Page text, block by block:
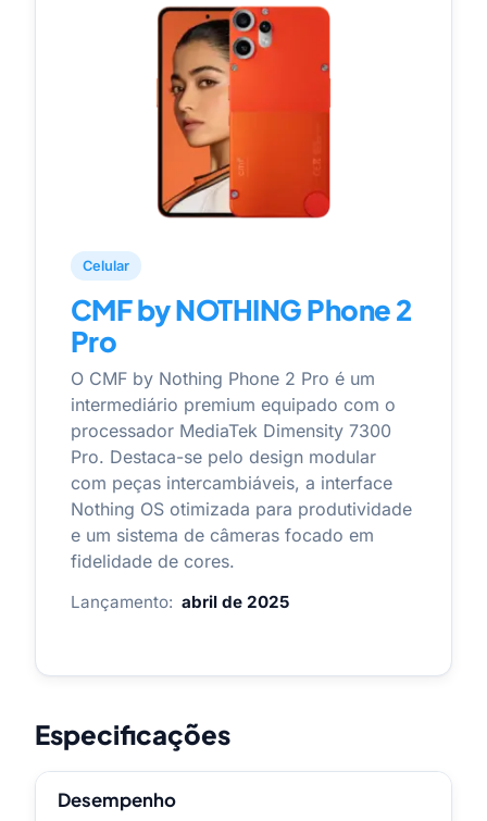
Celular
CMF by NOTHING Phone 2
Pro
O CMF by Nothing Phone 2 Pro é um
intermediário premium equipado com o
processador MediaTek Dimensity 7300
Pro. Destaca-se pelo design modular
com peças intercambiáveis, a interface
Nothing OS otimizada para produtividade
e um sistema de câmeras focado em
fidelidade de cores.
Lançamento: abril de 2025
Especificações
Desempenho